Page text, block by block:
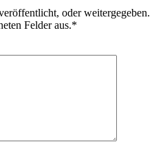
oder weitergegeben.
Felder aus.*